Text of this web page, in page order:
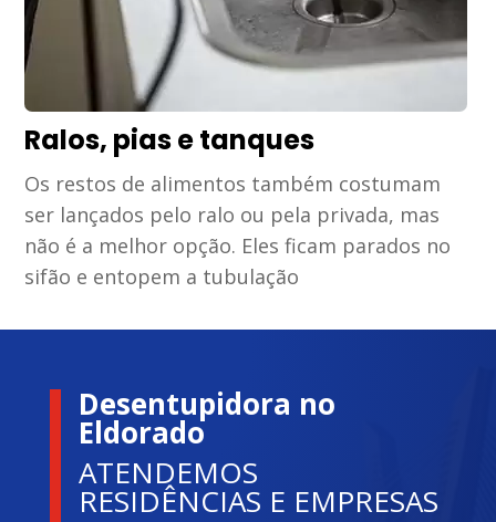
Ralos, pias e tanques
Os restos de alimentos também costumam
ser lançados pelo ralo ou pela privada, mas
não é a melhor opção. Eles ficam parados no
sifão e entopem a tubulação
Desentupidora no
Eldorado
ATENDEMOS
RESIDÊNCIAS E EMPRESAS